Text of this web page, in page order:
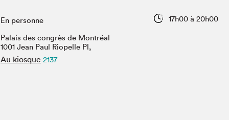
Vidéos et balados
En personne
17h00 à 20h00
Palais des congrès de Montréal
1001 Jean Paul Riopelle Pl,
Au kiosque 2137